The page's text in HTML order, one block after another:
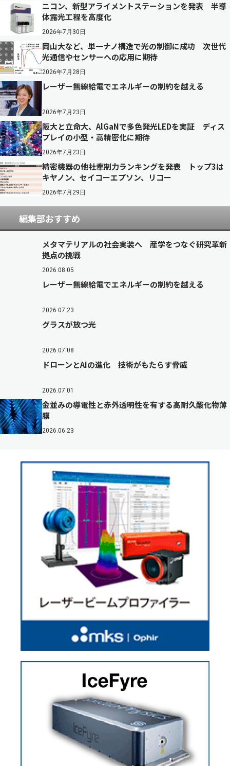
ニコン、新型アライメントステーションを発表 半導
体露光工程を高度化
2026年7月30日
岡山大など、単一ナノ構造で光の制御に成功 次世代
光通信やセンサーへの応用に期待
2026年7月28日
レーザー無線給電でエネルギーの制約を越える
2026年7月23日
阪大と立命大、AlGaNで多色発光LEDを実証 ディス
プレイの小型・高精密化に期待
2026年7月23日
精密機器の他社牽制力ランキングを発表 トップ3は
キヤノン、セイコーエプソン、リコー
2026年7月29日
編集部おすすめ
メタマテリアルの社会実装へ 産学をつなぐ研究革新
拠点の挑戦
2026.08.05
レーザー無線給電でエネルギーの制約を越える
2026.07.23
グラスが放つ光
2026.07.08
ドローンとAIの進化 技術がもたらす脅威
2026.07.01
金並みの導電性と赤外透明性を有する高耐久酸化物薄
膜
2026.06.23